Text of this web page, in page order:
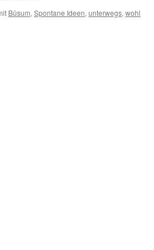
Büsum, Spontane Ideen, unterwegs, wohl